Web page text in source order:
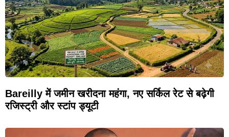
Bareilly में जमीन खरीदना महंगा, नए सर्किल रेट से बढ़ेगी
रजिस्ट्री और स्टांप ड्यूटी